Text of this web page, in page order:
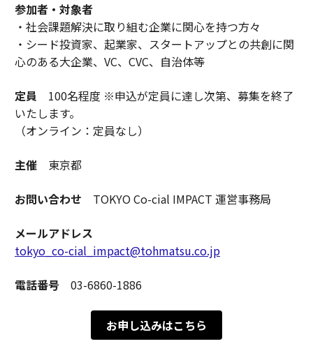
参加者・対象者
・社会課題解決に取り組む企業に関心を持つ方々
・シード投資家、起業家、スタートアップとの共創に関
心のある大企業、VC、CVC、自治体等
定員 100名程度 ※申込が定員に達し次第、募集を終了
いたします。
（オンライン：定員なし）
主催東京都
お問い合わせ TOKYO Co-cial IMPACT 運営事務局
メールアドレス
tokyo_co-cial_impact@tohmatsu.co.jp
電話番号 03-6860-1886
お申し込みはこちら